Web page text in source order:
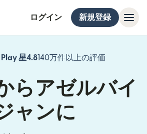
ログイン 新規登録
星4.8140万件以上の評価
（別ウィン
らアゼルバイ
ャンに